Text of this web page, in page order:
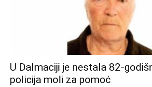
U Dalmaciji je nestala 82-
policija moli za pomoć